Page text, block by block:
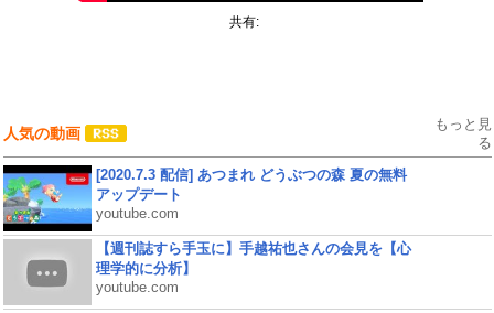
共有:
人気の動画
もっと見
る
[2020.7.3 配信] あつまれ どうぶつの森 夏の無料
アップデート
youtube.com
【週刊誌すら手玉に】手越祐也さんの会見を【心
理学的に分析】
youtube.com